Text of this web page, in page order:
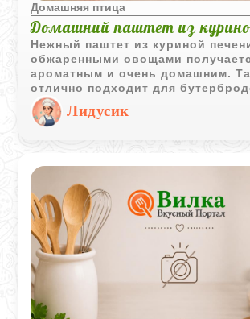
Домашняя птица
Домашний паштет из
Нежный паштет из куриной
обжаренными овощами
ароматным и очень домашним.
отлично подходит для
и сытного перекуса.
Лидусик